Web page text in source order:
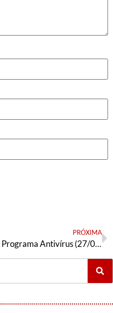
PRÓXIMA
Programa Antivírus (27/03/2023)